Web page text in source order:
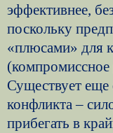
эффективнее,
поскольку
«плюсами» для
Существует
конфликта –
прибегать в